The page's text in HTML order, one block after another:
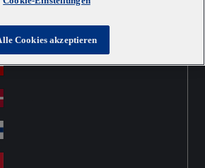
Canada
中国大陆
Česko
Cookies akzeptieren